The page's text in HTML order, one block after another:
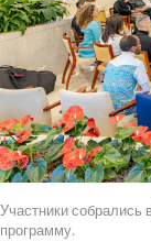
Участники
программу.